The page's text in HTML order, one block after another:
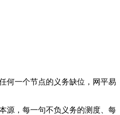
一个节点的义务缺位，网平易
，每一句不负义务的测度、每